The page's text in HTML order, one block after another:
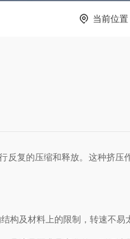
当前位置
复的压缩和释放。这种挤
及材料上的限制，转速不易